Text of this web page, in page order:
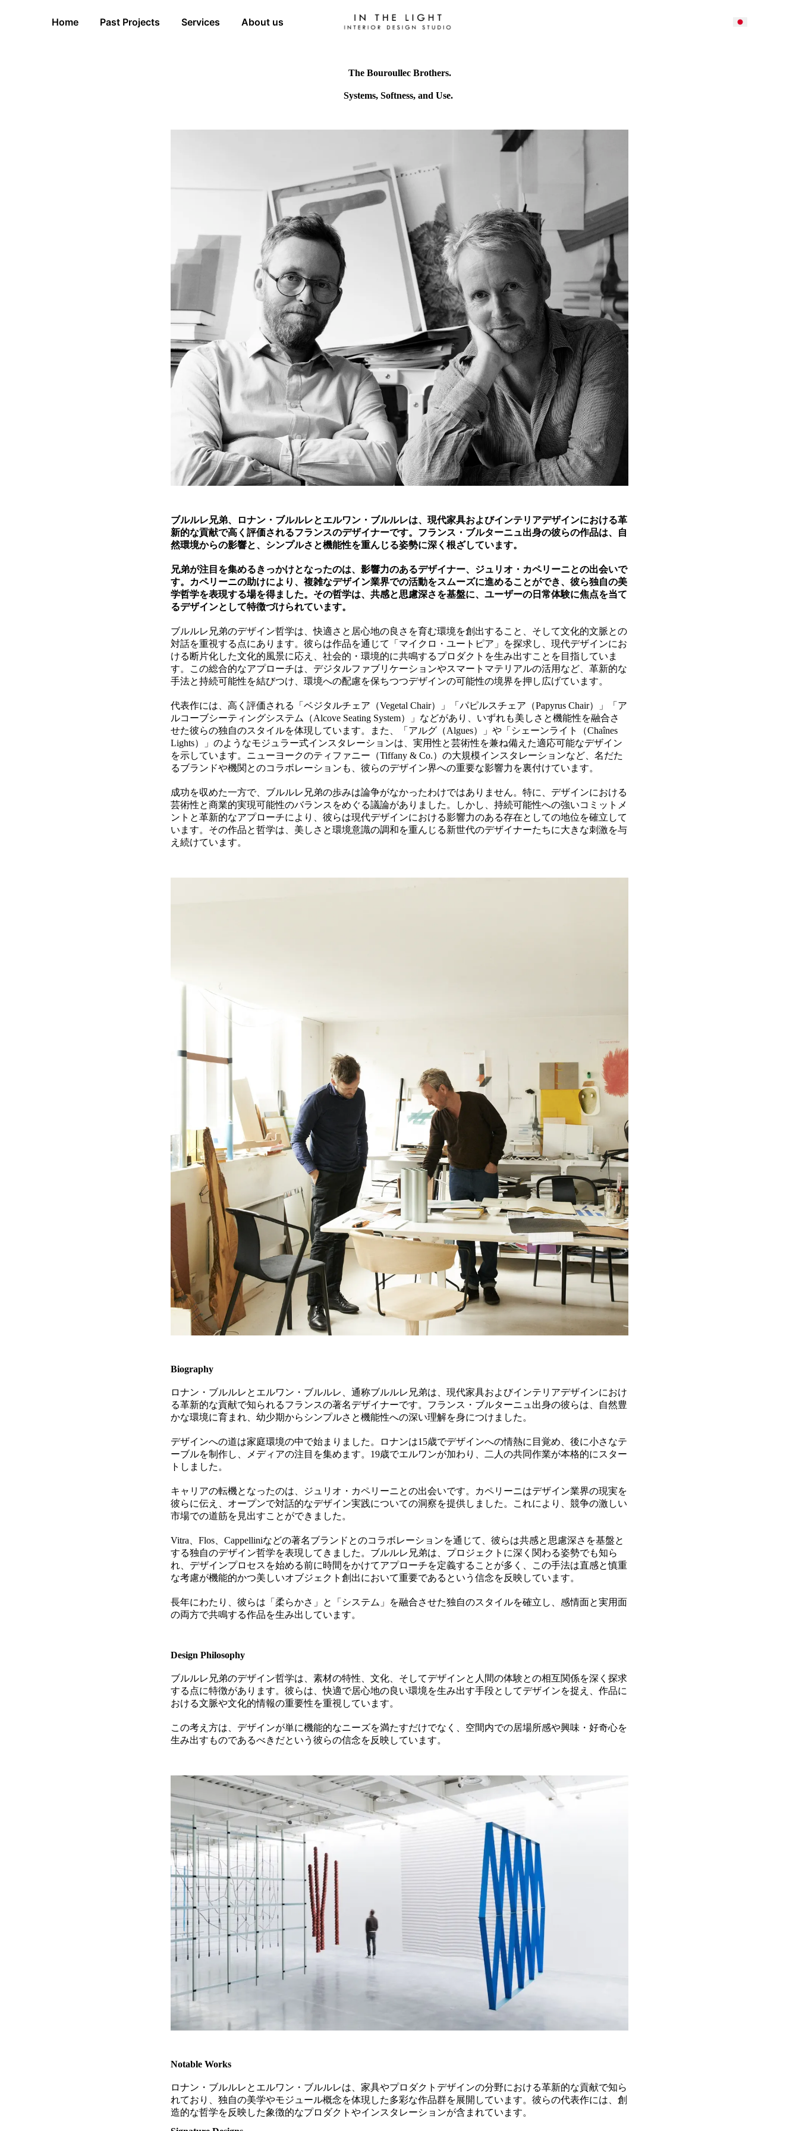
Home Past Projects Services About us
The Bouroullec Brothers.
Systems, Softness, and Use.
ブルルレ兄弟、ロナン・ブルルレとエルワン・ブルルレは、現代家具およびインテリアデザインにおける革
新的な貢献で高く評価されるフランスのデザイナーです。フランス・ブルターニュ出身の彼らの作品は、自
然環境からの影響と、シンプルさと機能性を重んじる姿勢に深く根ざしています。
兄弟が注目を集めるきっかけとなったのは、影響力のあるデザイナー、ジュリオ・カペリーニとの出会いで
す。カペリーニの助けにより、複雑なデザイン業界での活動をスムーズに進めることができ、彼ら独自の美
学哲学を表現する場を得ました。その哲学は、共感と思慮深さを基盤に、ユーザーの日常体験に焦点を当て
るデザインとして特徴づけられています。
ブルルレ兄弟のデザイン哲学は、快適さと居心地の良さを育む環境を創出すること、そして文化的文脈との
対話を重視する点にあります。彼らは作品を通じて「マイクロ・ユートピア」を探求し、現代デザインにお
ける断片化した文化的風景に応え、社会的・環境的に共鳴するプロダクトを生み出すことを目指していま
す。この総合的なアプローチは、デジタルファブリケーションやスマートマテリアルの活用など、革新的な
手法と持続可能性を結びつけ、環境への配慮を保ちつつデザインの可能性の境界を押し広げています。
代表作には、高く評価される「ベジタルチェア（Vegetal Chair）」「パピルスチェア（Papyrus Chair）」「ア
ルコーブシーティングシステム（Alcove Seating System）」などがあり、いずれも美しさと機能性を融合さ
せた彼らの独自のスタイルを体現しています。また、「アルグ（Algues）」や「シェーンライト（Chaînes
Lights）」のようなモジュラー式インスタレーションは、実用性と芸術性を兼ね備えた適応可能なデザイン
を示しています。ニューヨークのティファニー（Tiffany & Co.）の大規模インスタレーションなど、名だた
るブランドや機関とのコラボレーションも、彼らのデザイン界への重要な影響力を裏付けています。
成功を収めた一方で、ブルルレ兄弟の歩みは論争がなかったわけではありません。特に、デザインにおける
芸術性と商業的実現可能性のバランスをめぐる議論がありました。しかし、持続可能性への強いコミットメ
ントと革新的なアプローチにより、彼らは現代デザインにおける影響力のある存在としての地位を確立して
います。その作品と哲学は、美しさと環境意識の調和を重んじる新世代のデザイナーたちに大きな刺激を与
え続けています。
Biography
ロナン・ブルルレとエルワン・ブルルレ、通称ブルルレ兄弟は、現代家具およびインテリアデザインにおけ
る革新的な貢献で知られるフランスの著名デザイナーです。フランス・ブルターニュ出身の彼らは、自然豊
かな環境に育まれ、幼少期からシンプルさと機能性への深い理解を身につけました。
デザインへの道は家庭環境の中で始まりました。ロナンは15歳でデザインへの情熱に目覚め、後に小さなテ
ーブルを制作し、メディアの注目を集めます。19歳でエルワンが加わり、二人の共同作業が本格的にスター
トしました。
キャリアの転機となったのは、ジュリオ・カペリーニとの出会いです。カペリーニはデザイン業界の現実を
彼らに伝え、オープンで対話的なデザイン実践についての洞察を提供しました。これにより、競争の激しい
市場での道筋を見出すことができました。
Vitra、Flos、Cappelliniなどの著名ブランドとのコラボレーションを通じて、彼らは共感と思慮深さを基盤と
する独自のデザイン哲学を表現してきました。ブルルレ兄弟は、プロジェクトに深く関わる姿勢でも知ら
れ、デザインプロセスを始める前に時間をかけてアプローチを定義することが多く、この手法は直感と慎重
な考慮が機能的かつ美しいオブジェクト創出において重要であるという信念を反映しています。
長年にわたり、彼らは「柔らかさ」と「システム」を融合させた独自のスタイルを確立し、感情面と実用面
の両方で共鳴する作品を生み出しています。
Design Philosophy
ブルルレ兄弟のデザイン哲学は、素材の特性、文化、そしてデザインと人間の体験との相互関係を深く探求
する点に特徴があります。彼らは、快適で居心地の良い環境を生み出す手段としてデザインを捉え、作品に
おける文脈や文化的情報の重要性を重視しています。
この考え方は、デザインが単に機能的なニーズを満たすだけでなく、空間内での居場所感や興味・好奇心を
生み出すものであるべきだという彼らの信念を反映しています。
Notable Works
ロナン・ブルルレとエルワン・ブルルレは、家具やプロダクトデザインの分野における革新的な貢献で知ら
れており、独自の美学やモジュール概念を体現した多彩な作品群を展開しています。彼らの代表作には、創
造的な哲学を反映した象徴的なプロダクトやインスタレーションが含まれています。